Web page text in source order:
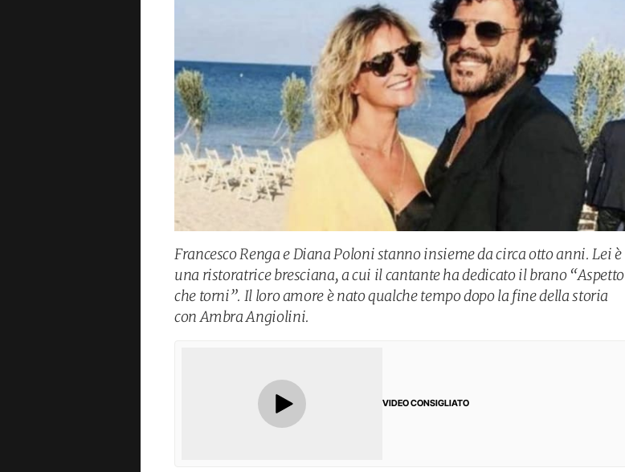
Francesco Renga e Diana Poloni stanno insieme da circa otto anni. Lei è
una ristoratrice bresciana, a cui il cantante ha dedicato il brano “Aspetto
che torni”. Il loro amore è nato qualche tempo dopo la fine della storia
con Ambra Angiolini.
VIDEO CONSIGLIATO